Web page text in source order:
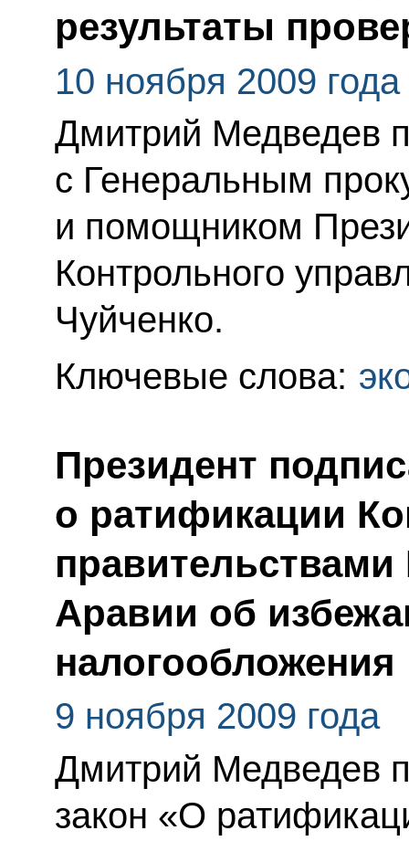
результаты
10 ноября 2009 года
Дмитрий Медведев
с Генеральным
и помощником
Контрольного
Чуйченко.
Ключевые слова:
Президент
о ратификации
Аравии об
налогообложения
9 ноября 2009 года
Дмитрий Медведев
закон «О